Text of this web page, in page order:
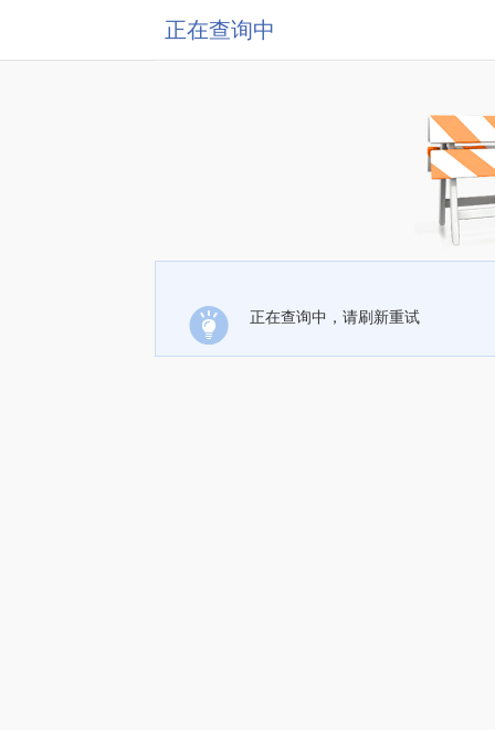
正在查询中
正在查询中，请刷新重试